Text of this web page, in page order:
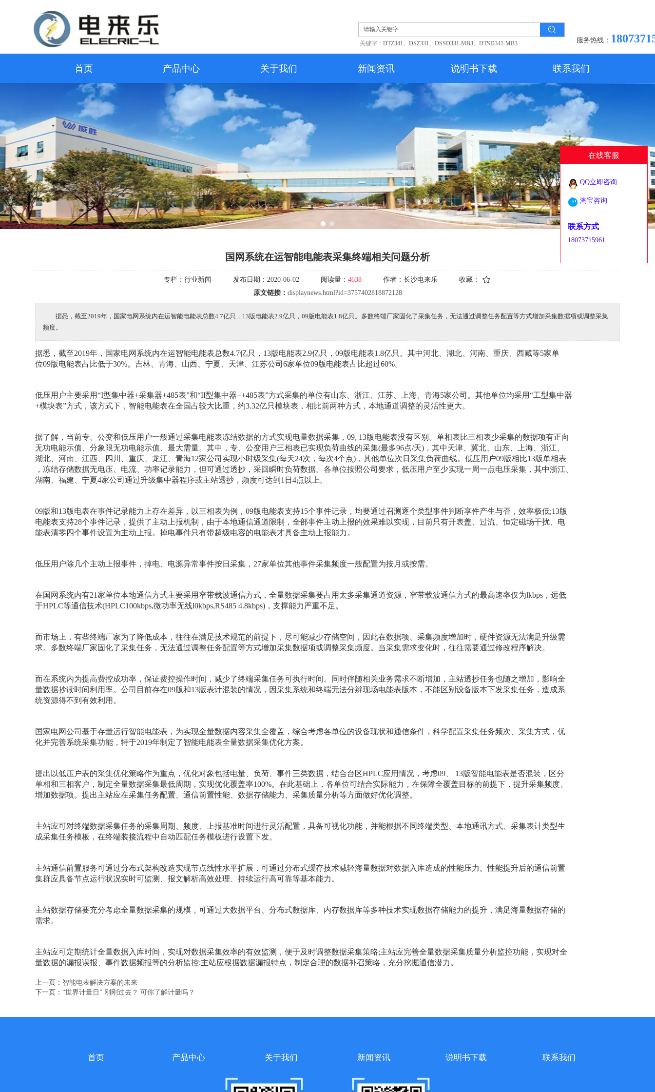
服务热线：
关键字： DTZ341、 DSZ331、 DSSD331-MB3、 DTSD341-MB3
在线客服
QQ立即咨询
淘宝咨询
联系方式
18073715961
首页 产品中心 关于我们 新闻资讯 说明书下载 联系我们
国网系统在运智能电能表采集终端相关问题分析
专栏： 行业新闻 发布日期： 2020-06-02 阅读量： 4638 作者： 长沙电来乐
收藏：
原文链接： displaynews.html?id=3757402818872128
据悉，截至2019年，国家电网系统内在运智能电能表总数4.7亿只，13版电能表2.9亿只，09版电能表1.8亿只。多数终端厂家固化了采集任务，无法通过调整任务配置等方式增加采集数据项或调整采集
频度。
据悉，截至2019年，国家电网系统内在运智能电能表总数4.7亿只，13版电能表2.9亿只，09版电能表1.8亿只。其中河北、湖北、河南、重庆、西藏等5家单
位09版电能表占比低于30%。吉林、青海、山西、宁夏、天津、江苏公司6家单位09版电能表占比超过60%。
低压用户主要采用“I型集中器+采集器+485表”和“II型集中器++485表”方式采集的单位有山东、浙江、江苏、上海、青海5家公司。其他单位均采用“工型集中器
+模块表”方式，该方式下，智能电能表在全国占较大比重，约3.32亿只模块表，相比前两种方式，本地通道调整的灵活性更大。
据了解，当前专、公变和低压用户一般通过采集电能表冻结数据的方式实现电量数据采集，09, 13版电能表没有区别。单相表比三相表少采集的数据项有正向
无功电能示值、分象限无功电能示值、最大需量。其中，专、公变用户三相表已实现负荷曲线的采集(最多96点/天)，其中天津、冀北、山东、上海、浙江、
湖北、河南、江西、四川、重庆、龙江、青海12家公司实现小时级采集(每天24次，每次4个点)，其他单位次日采集负荷曲线。低压用户09版相比13版单相表
，冻结存储数据无电压、电流、功率记录能力，但可通过透抄，采回瞬时负荷数据。各单位按照公司要求，低压用户至少实现一周一点电压采集，其中浙江、
湖南、福建、宁夏4家公司通过升级集中器程序或主站透抄，频度可达到1日4点以上。
09版和13版电表在事件记录能力上存在差异，以三相表为例，09版电能表支持15个事件记录，均要通过召测逐个类型事件判断享件产生与否，效率极低;13版
电能表支持28个事件记录，提供了主动上报机制，由于本地通信通道限制，全部事件主动上报的效果难以实现，目前只有开表盖、过流、恒定磁场干扰、电
能表清零四个事件设置为主动上报。掉电事件只有带超级电容的电能表才具备主动上报能力。
低压用户除几个主动上报事件，掉电、电源异常事件按日采集，27家单位其他事件采集频度一般配置为按月或按需。
在国网系统内有21家单位本地通信方式主要采用窄带载波通信方式，全量数据采集要占用太多采集通道资源，窄带载波通信方式的最高速率仅为lkbps，远低
于HPLC等通信技术(HPLC100kbps,微功率无线l0kbps,RS485 4.8kbps)，支撑能力严重不足。
而市场上，有些终端厂家为了降低成本，往往在满足技术规范的前提下，尽可能减少存储空间，因此在数据项、采集频度增加时，硬件资源无法满足升级需
求。多数终端厂家固化了采集任务，无法通过调整任务配置等方式增加采集数据项或调整采集频度。当采集需求变化时，往往需要通过修改程序解决。
而在系统内为提高费控成功率，保证费控操作时间，减少了终端采集任务可执行时间。同时伴随相关业务需求不断增加，主站透抄任务也随之增加，影响全
量数据抄读时间利用率。公司目前存在09版和13版表计混装的情况，因采集系统和终端无法分辨现场电能表版本，不能区别设备版本下发采集任务，造成系
统资源得不到有效利用。
国家电网公司基于存量运行智能电能表，为实现全量数据内容采集全覆盖，综合考虑各单位的设备现状和通信条件，科学配置采集任务频次、采集方式，优
化并完善系统采集功能，特于2019年制定了智能电能表全量数据采集优化方案。
提出以低压户表的采集优化策略作为重点，优化对象包括电量、负荷、事件三类数据，结合台区HPLC应用情况，考虑09、 13版智能电能表是否混装，区分
单相和三相客户，制定全量数据采集最低周期，实现优化覆盖率100%。在此基础上，各单位可结合实际能力，在保障全覆盖目标的前提下，提升采集频度、
增加数据项。提出主站应在采集任务配置、通信前置性能、数据存储能力、采集质量分析等方面做好优化调整。
主站应可对终端数据采集任务的采集周期、频度、上报基准时间进行灵活配置，具备可视化功能，并能根据不同终端类型、本地通讯方式、采集表计类型生
成采集任务模板，在终端装接流程中自动匹配任务模板进行设置下发。
主站通信前置服务可通过分布式架构改造实现节点线性水平扩展，可通过分布式缓存技术减轻海量数据对数据入库造成的性能压力。性能提升后的通信前置
集群应具备节点运行状况实时可监测、报文解析高效处理、持续运行高可靠等基本能力。
主站数据存储要充分考虑全量数据采集的规模，可通过大数据平台、分布式数据库、内存数据库等多种技术实现数据存储能力的提升，满足海量数据存储的
需求。
主站应可定期统计全量数据入库时间，实现对数据采集效率的有效监测，便于及时调整数据采集策略;主站应完善全量数据采集质量分析监控功能，实现对全
量数据的漏报误报、事件数据频报等的分析监控;主站应根据数据漏报特点，制定合理的数据补召策略，充分挖掘通信潜力。
上一页： 智能电表解决方案的未来
下一页： “世界计量日” 刚刚过去？ 可你了解计量吗？
首页 产品中心 关于我们 新闻资讯 说明书下载 联系我们